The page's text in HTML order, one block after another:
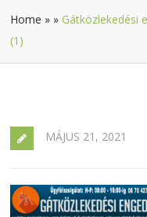
Home » » Gátközlekedési
(1)
MÁJUS 21, 2021